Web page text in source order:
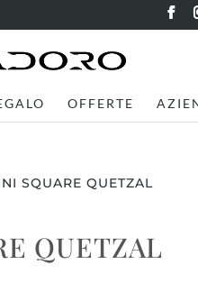
OFFERTE
SQUARE QUETZAL
QUETZAL